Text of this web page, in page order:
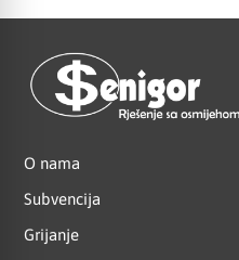
O nama
Subvencija
Grijanje